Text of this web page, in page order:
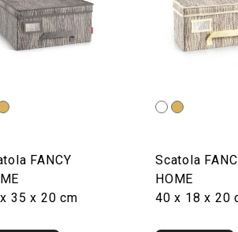
FANCY
35 x 20 cm
Scatola
HOME
40 x 18 x 20